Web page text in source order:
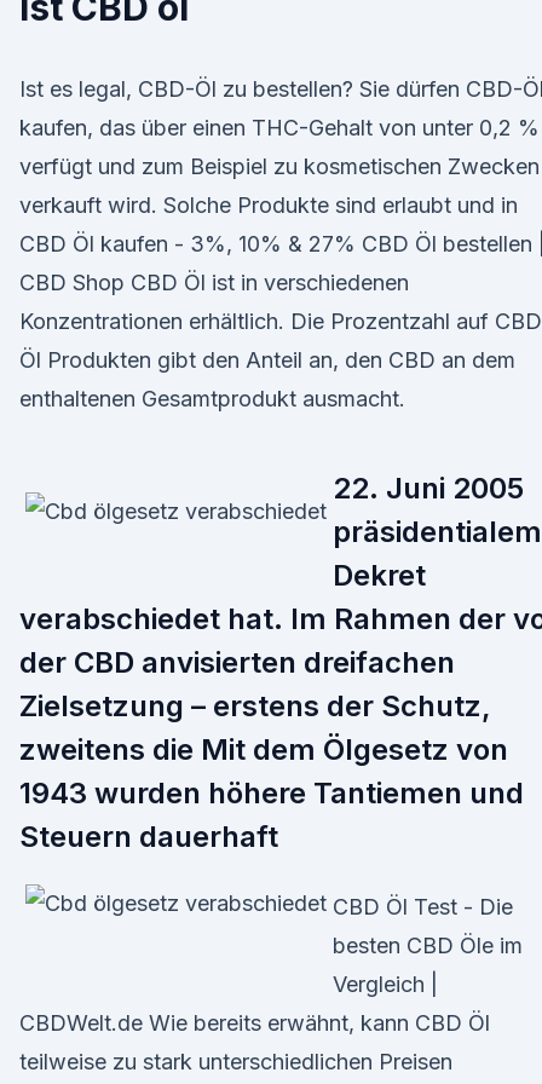
Ist es legal, CBD-Öl zu bestellen? Sie dürfen CBD-
kaufen, das über einen THC-Gehalt von unter 0,2 %
verfügt und zum Beispiel zu kosmetischen Zwecken
verkauft wird. Solche Produkte sind erlaubt und in
CBD Öl kaufen - 3%, 10% & 27% CBD Öl bestellen
CBD Shop CBD Öl ist in verschiedenen
Konzentrationen erhältlich. Die Prozentzahl auf CBD
Öl Produkten gibt den Anteil an, den CBD an dem
enthaltenen Gesamtprodukt ausmacht.
22. Juni 2005
präsidentialem
Dekret
verabschiedet hat. Im Rahmen der
der CBD anvisierten dreifachen
Zielsetzung – erstens der Schutz,
zweitens die Mit dem Ölgesetz von
1943 wurden höhere Tantiemen und
Steuern dauerhaft
CBD Öl Test - Die
besten CBD Öle im
Vergleich |
CBDWelt.de Wie bereits erwähnt, kann CBD Öl
teilweise zu stark unterschiedlichen Preisen